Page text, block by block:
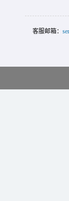
客服邮箱：